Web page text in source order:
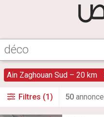
Ain Zaghouan Sud – 20 km
Filtres (1) 50 annonce